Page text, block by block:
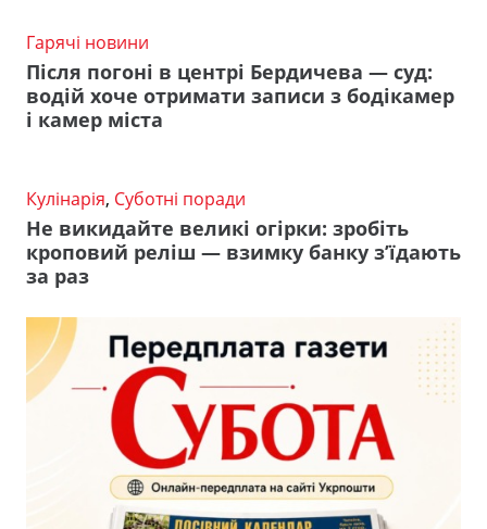
Гарячі новини
Після погоні в центрі Бердичева — суд:
водій хоче отримати записи з бодікамер
і камер міста
Кулінарія, Суботні поради
Не викидайте великі огірки: зробіть
кроповий реліш — взимку банку з’їдають
за раз